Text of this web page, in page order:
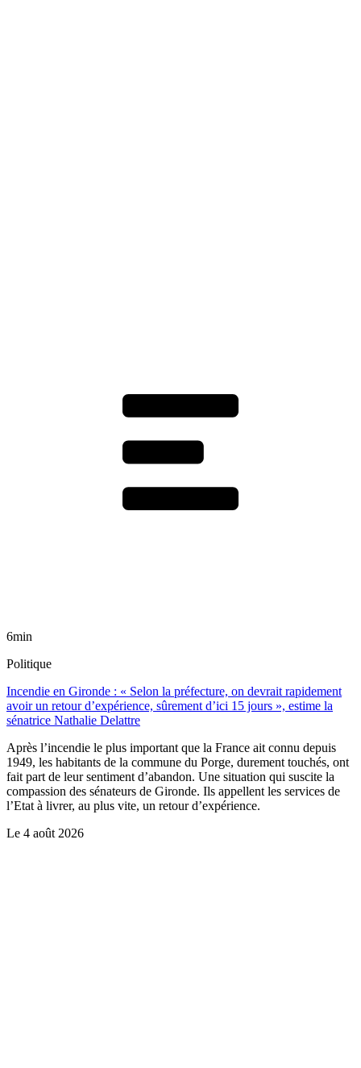
6min
Politique
Incendie en Gironde : « Selon la préfecture, on devrait rapidement
avoir un retour d’expérience, sûrement d’ici 15 jours », estime la
sénatrice Nathalie Delattre
Après l’incendie le plus important que la France ait connu depuis
1949, les habitants de la commune du Porge, durement touchés, ont
fait part de leur sentiment d’abandon. Une situation qui suscite la
compassion des sénateurs de Gironde. Ils appellent les services de
l’Etat à livrer, au plus vite, un retour d’expérience.
Le 4 août 2026